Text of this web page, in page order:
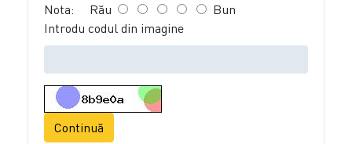
Nota: Rău
Bun
Introdu codul din imagine
Continuă